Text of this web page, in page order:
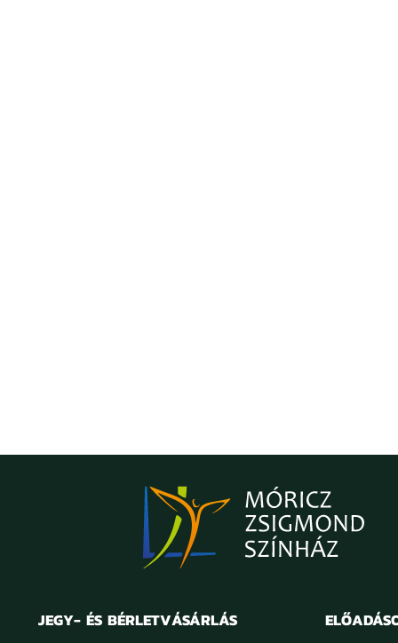
JEGY- ÉS BÉRLETVÁSÁRLÁS